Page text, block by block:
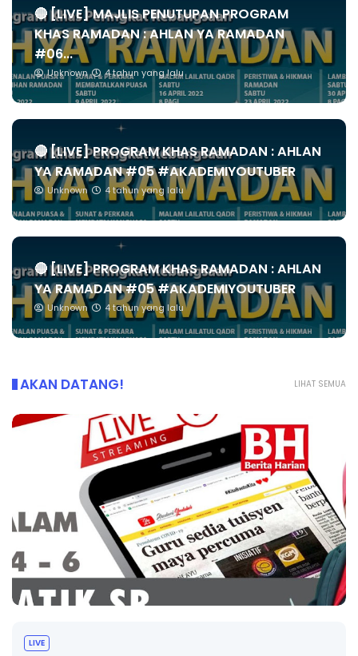
🔴 [LIVE] MAJLIS PENUTUPAN PROGRAM
KHAS RAMADAN : AHLAN YA RAMADAN
#06...
Unknown 4 tahun yang lalu
🔴 [LIVE] PROGRAM KHAS RAMADAN : AHLAN
YA RAMADAN #05 #AKADEMIYOUTUBER
Unknown 4 tahun yang lalu
🔴 [LIVE] PROGRAM KHAS RAMADAN : AHLAN
YA RAMADAN #05 #AKADEMIYOUTUBER
Unknown 4 tahun yang lalu
LIHAT SEMUA
AKAN DATANG!
LIVE